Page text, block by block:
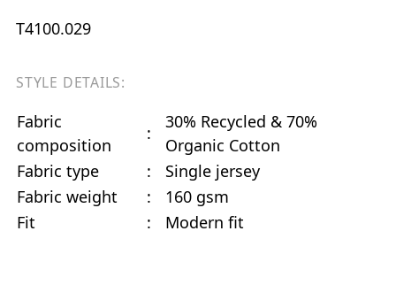
T4100.029
STYLE DETAILS:
Fabric
composition
:
30% Recycled & 70%
Organic Cotton
Fabric type
:
Single jersey
Fabric weight
:
160 gsm
Fit
: Modern fit